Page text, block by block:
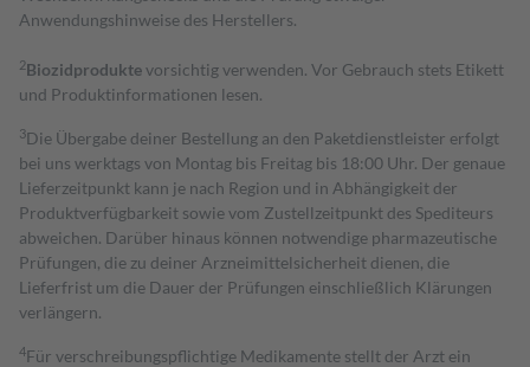
Anwendungshinweise des Herstellers.
2Biozidproduktevorsichtig verwenden. Vor Gebrauch stets Etikett
und Produktinformationen lesen.
3Die Übergabe deiner Bestellung an den Paketdienstleister erfolgt
bei uns werktags von Montag bis Freitag bis 18:00 Uhr. Der genaue
Lieferzeitpunkt kann je nach Region und in Abhängigkeit der
Produktverfügbarkeit sowie vom Zustellzeitpunkt des Spediteurs
abweichen. Darüber hinaus können notwendige pharmazeutische
Prüfungen, die zu deiner Arzneimittelsicherheit dienen, die
Lieferfrist um die Dauer der Prüfungen einschließlich Klärungen
verlängern.
4Für verschreibungspflichtige Medikamente stellt der Arzt ein